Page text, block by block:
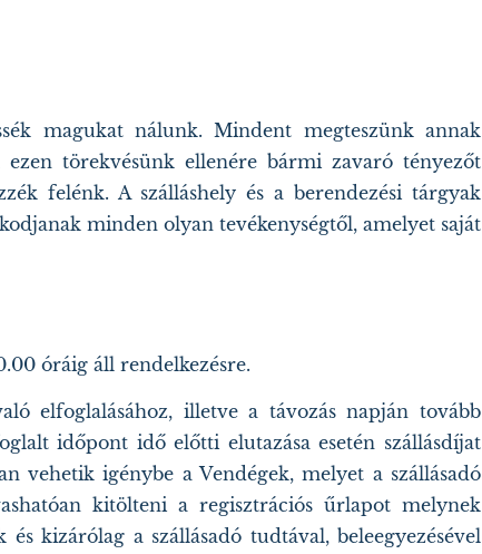
magukat nálunk. Mindent megteszünk annak
törekvésünk ellenére bármi zavaró tényezőt
felénk. A szálláshely és a berendezési tárgyak
minden olyan tevékenységtől, amelyet saját
óráig áll rendelkezésre.
elfoglalásához, illetve a távozás napján tovább
időpont idő előtti elutazása esetén szállásdíjat
vehetik igénybe a Vendégek, melyet a szállásadó
kitölteni a regisztrációs űrlapot melynek
kizárólag a szállásadó tudtával, beleegyezésével